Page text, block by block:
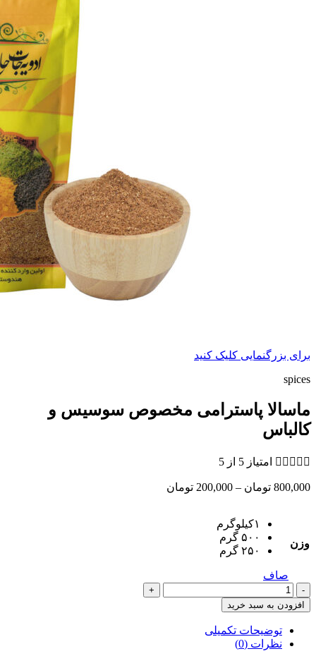
برای بزرگنمایی کلیک کنید
spices
ماسالا پاسترامی مخصوص سوسیس و
کالباس
     امتیاز 5 از 5
800,000 تومان –
200,000 تومان
وزن
۱کیلوگرم
۵۰۰ گرم
۲۵۰ گرم
صاف
ماسالا
پاسترامی
مخصوص
سوسیس
و
افزودن به سبد خرید
توضیحات تکمیلی
نظرات (0)